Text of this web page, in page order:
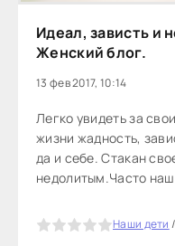
Идеал, зависть и
Женский блог.
13 фев 2017, 10:14
Легко увидеть за
жизни жадность,
да и себе. Стакан
недолитым.Часто
Наши дети /